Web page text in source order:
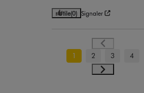
Utile(0) Signaler
1 2 3 4